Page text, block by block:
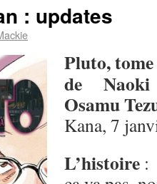
: updates
Pluto,
de Naoki
Osamu
Kana, 7
L’histoire :